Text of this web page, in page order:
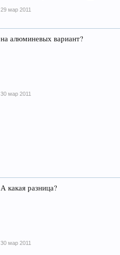
29 мар 2011
на алюминевых вариант?
30 мар 2011
А какая разница?
30 мар 2011